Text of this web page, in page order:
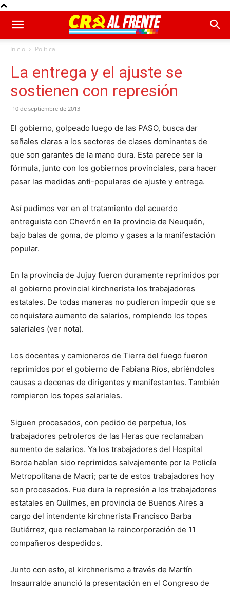
Inicio Política
La entrega y el ajuste se
sostienen con represión
10 de septiembre de 2013
El gobierno, golpeado luego de las PASO, busca dar
señales claras a los sectores de clases dominantes de
que son garantes de la mano dura. Esta parece ser la
fórmula, junto con los gobiernos provinciales, para hacer
pasar las medidas anti-populares de ajuste y entrega.
Así pudimos ver en el tratamiento del acuerdo
entreguista con Chevrón en la provincia de Neuquén,
bajo balas de goma, de plomo y gases a la manifestación
popular.
En la provincia de Jujuy fueron duramente reprimidos por
el gobierno provincial kirchnerista los trabajadores
estatales. De todas maneras no pudieron impedir que se
conquistara aumento de salarios, rompiendo los topes
salariales (ver nota).
Los docentes y camioneros de Tierra del fuego fueron
reprimidos por el gobierno de Fabiana Ríos, abriéndoles
causas a decenas de dirigentes y manifestantes. También
rompieron los topes salariales.
Siguen procesados, con pedido de perpetua, los
trabajadores petroleros de las Heras que reclamaban
aumento de salarios. Ya los trabajadores del Hospital
Borda habían sido reprimidos salvajemente por la Policía
Metropolitana de Macri; parte de estos trabajadores hoy
son procesados. Fue dura la represión a los trabajadores
estatales en Quilmes, en provincia de Buenos Aires a
cargo del intendente kirchnerista Francisco Barba
Gutiérrez, que reclamaban la reincorporación de 11
compañeros despedidos.
Junto con esto, el kirchnerismo a través de Martín
Insaurralde anunció la presentación en el Congreso de